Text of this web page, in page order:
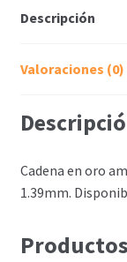
Descripción
Valoraciones (0)
Cadena en oro
1.39mm.